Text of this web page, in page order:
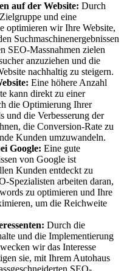
auf der Website: Durch
und eine
optimieren wir Ihre Website,
Suchmaschinenergebnissen
SEO-Massnahmen zielen
anzuziehen und die
nachhaltig zu steigern.
Eine höhere Anzahl
kann direkt zu einer
die Optimierung Ihrer
und die Verbesserung der
die Conversion-Rate zu
Kunden umzuwandeln.
Google: Eine gute
von Google ist
Kunden entdeckt zu
Spezialisten arbeiten daran,
zu optimieren und Ihre
um die Reichweite
Durch die
und die Implementierung
wir das Interesse
sie, mit Ihrem Autohaus